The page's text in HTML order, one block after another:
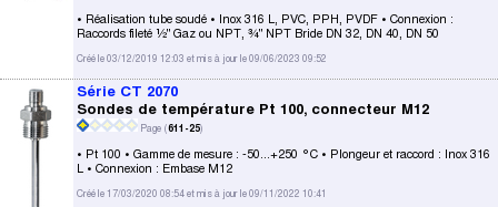
• Réalisation tube soudé • Inox 316 L, PVC, PPH, PVDF • Connexion :
Raccords fileté ½" Gaz ou NPT, ¾" NPT Bride DN 32, DN 40, DN 50
Créé le 03/12/2019 12:03 et mis à jour le 09/06/2023 09:52
Série CT 2070
Sondes de température Pt 100, connecteur M12
Page (611-25)
• Pt 100 • Gamme de mesure : -50...+250 °C • Plongeur et raccord : Inox 316
L • Connexion : Embase M12
Créé le 17/03/2020 08:54 et mis à jour le 09/11/2022 10:41